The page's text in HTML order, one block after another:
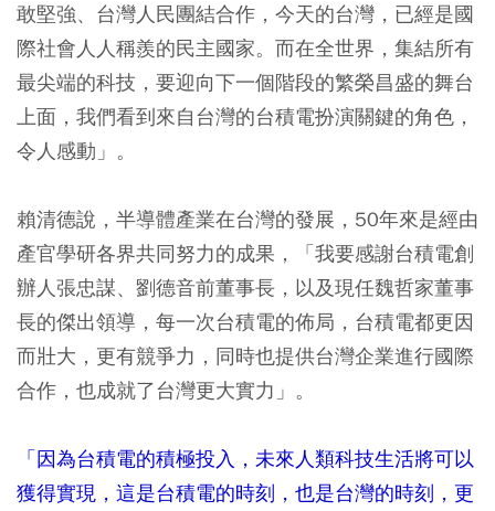
敢堅強、台灣人民團結合作，今天的台灣，已經是國
際社會人人稱羨的民主國家。而在全世界，集結所有
最尖端的科技，要迎向下一個階段的繁榮昌盛的舞台
上面，我們看到來自台灣的台積電扮演關鍵的角色，
令人感動」。
賴清德說，半導體產業在台灣的發展，50年來是經由
產官學研各界共同努力的成果，「我要感謝台積電創
辦人張忠謀、劉德音前董事長，以及現任魏哲家董事
長的傑出領導，每一次台積電的佈局，台積電都更因
而壯大，更有競爭力，同時也提供台灣企業進行國際
合作，也成就了台灣更大實力」。
「因為台積電的積極投入，未來人類科技生活將可以
獲得實現，這是台積電的時刻，也是台灣的時刻，更